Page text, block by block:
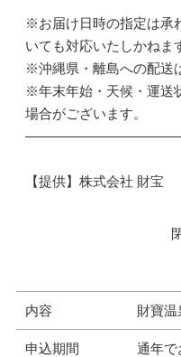
※お届け日時の指定は承
いても対応いたしかねま
※沖縄県・離島への配送
※年末年始・天候・運送
場合がございます。
【提供】株式会社 財宝
内容 財寶温
申込期間 通年で